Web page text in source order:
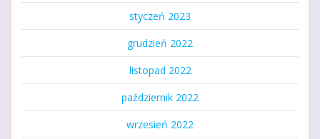
styczeń 2023
grudzień 2022
listopad 2022
październik 2022
wrzesień 2022